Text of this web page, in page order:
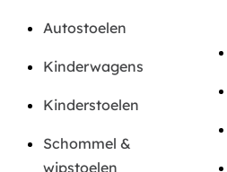
Autostoelen
Kinderwagens
Kinderstoelen
Schommel &
wipstoelen